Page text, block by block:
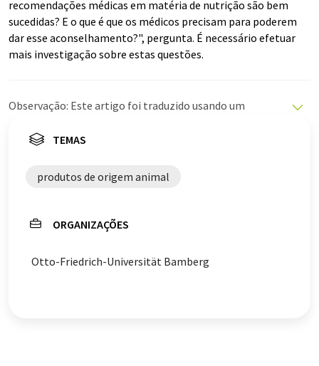
recomendações médicas em matéria de nutrição são bem
sucedidas? E o que é que os médicos precisam para poderem
dar esse aconselhamento?", pergunta. É necessário efetuar
mais investigação sobre estas questões.
Observação: Este artigo foi traduzido usando um
LUMITOS oferece essas traduções automáticas para
Como este artigo foi traduzido com tradução
automática, é possível que contenha erros de
Alemão pode ser encontrado
TEMAS
produtos de origem animal
ORGANIZAÇÕES
Otto-Friedrich-Universität Bamberg